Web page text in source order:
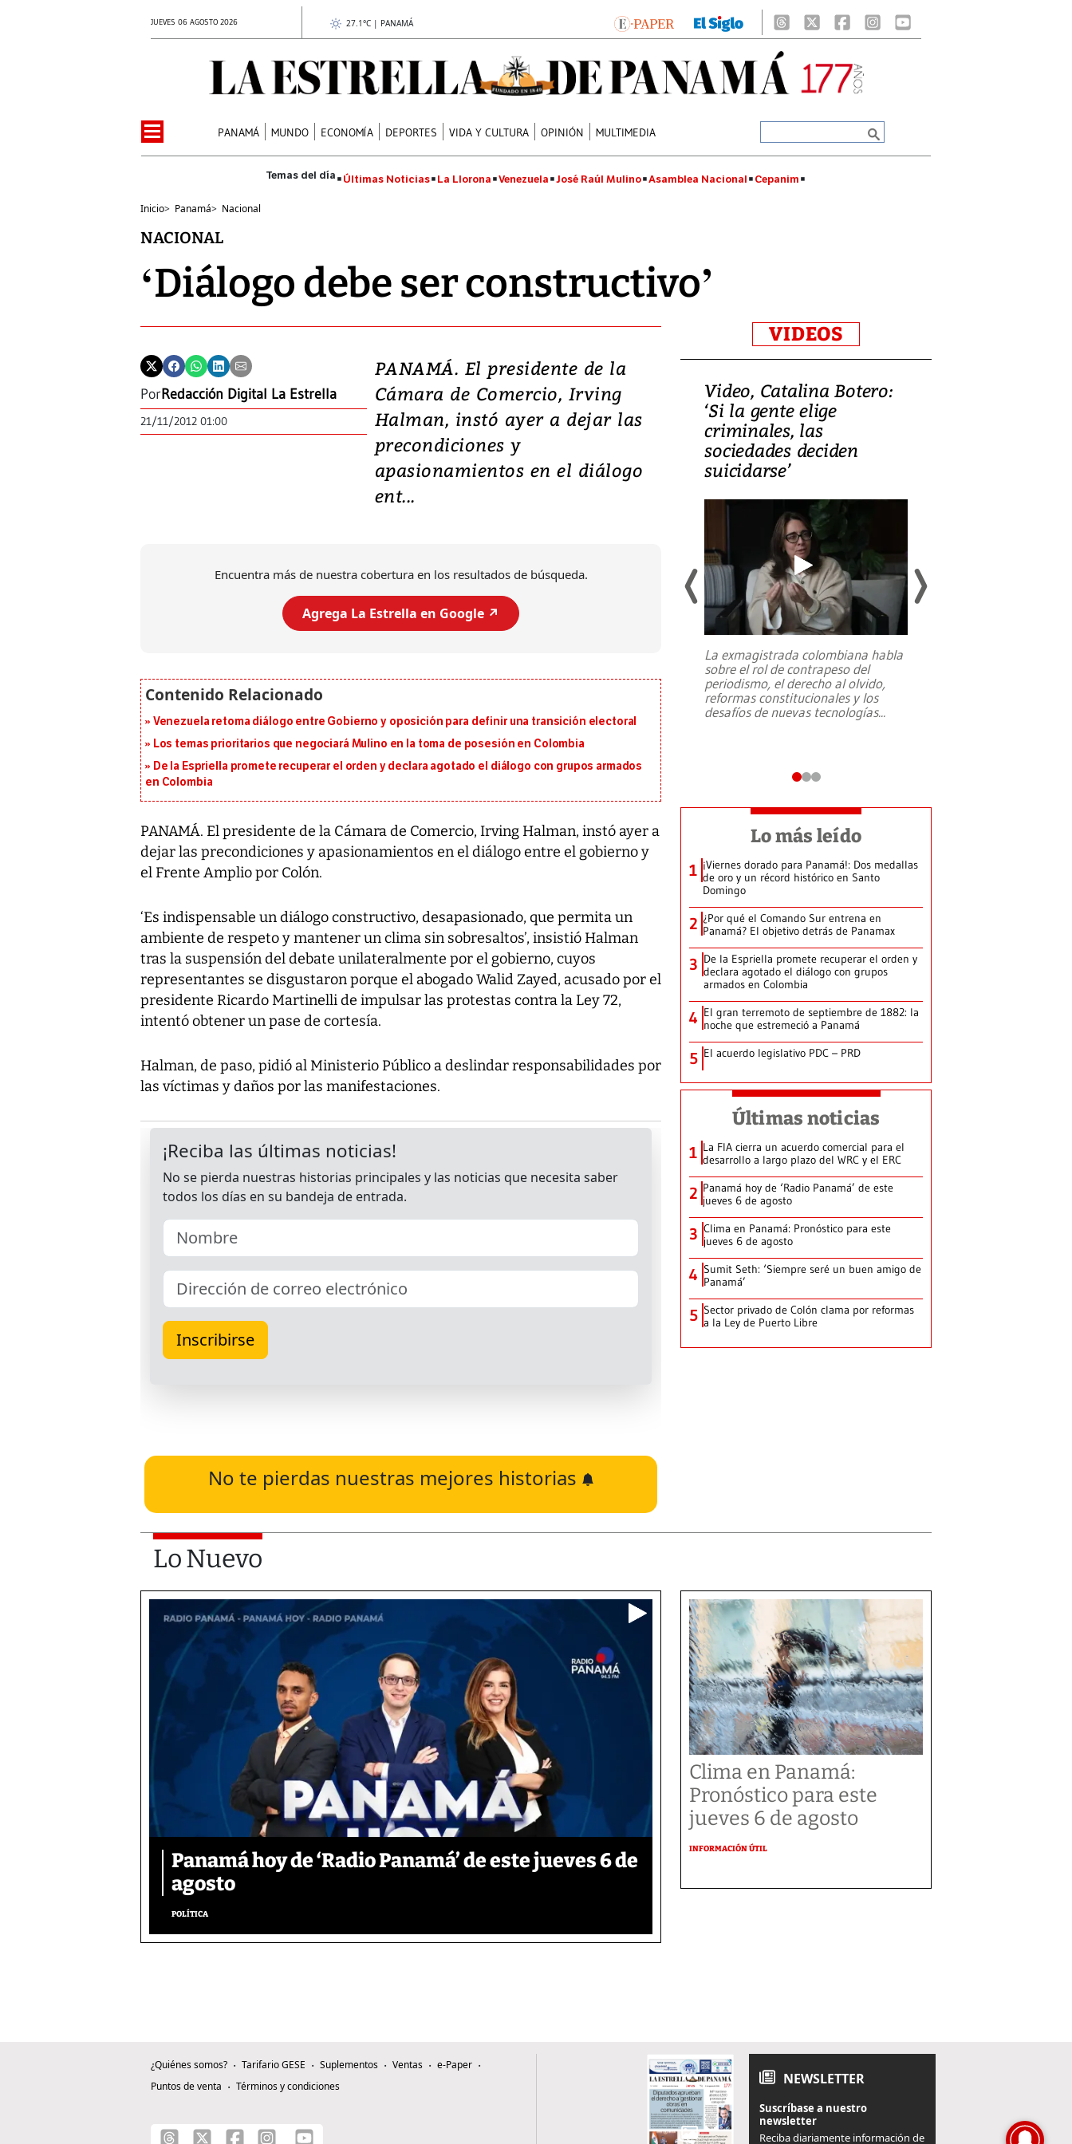
JUEVES 06 AGOSTO 2026 27.1°C | PANAMÁ
PANAMÁ MUNDO ECONOMÍA DEPORTES VIDA Y CULTURA OPINIÓN MULTIMEDIA
Últimas Noticias La Llorona Venezuela José Raúl Mulino Asamblea Nacional Cepanim
Inicio> Panamá> Nacional
NACIONAL
‘Diálogo debe ser constructivo’
PorRedacción Digital La Estrella
21/11/2012 01:00
PANAMÁ. El presidente de la
Cámara de Comercio, Irving
Halman, instó ayer a dejar las
precondiciones y
apasionamientos en el diálogo
ent...
Encuentra más de nuestra cobertura en los resultados de búsqueda.
Agrega La Estrella en Google ↗️
Venezuela retoma diálogo entre Gobierno y oposición para definir una transición electoral
Los temas prioritarios que negociará Mulino en la toma de posesión en Colombia
De la Espriella promete recuperar el orden y declara agotado el diálogo con grupos armados
en Colombia
PANAMÁ. El presidente de la Cámara de Comercio, Irving Halman, instó ayer a
dejar las precondiciones y apasionamientos en el diálogo entre el gobierno y
el Frente Amplio por Colón.
‘Es indispensable un diálogo constructivo, desapasionado, que permita un
ambiente de respeto y mantener un clima sin sobresaltos’, insistió Halman
tras la suspensión del debate unilateralmente por el gobierno, cuyos
representantes se disgustaron porque el abogado Walid Zayed, acusado por el
presidente Ricardo Martinelli de impulsar las protestas contra la Ley 72,
intentó obtener un pase de cortesía.
Halman, de paso, pidió al Ministerio Público a deslindar responsabilidades por
las víctimas y daños por las manifestaciones.
No te pierdas nuestras mejores historias
VIDEOS
Video, Japón: Terremoto
deja heridos y graves
daños en Kumamoto
Un fuerte terremoto de magnitud
7,1 se registró este martes 28 de
Video, Catalina Botero:
‘Si la gente elige
criminales, las
sociedades deciden
suicidarse’
La exmagistrada colombiana habla
sobre el rol de contrapeso del
periodismo, el derecho al olvido,
reformas constitucionales y los
desafíos de nuevas tecnologías...
Lo más leído
1 ¡Viernes dorado para Panamá!: Dos medallas
de oro y un récord histórico en Santo
Domingo
2 ¿Por qué el Comando Sur entrena en
Panamá? El objetivo detrás de Panamax
3 De la Espriella promete recuperar el orden y
declara agotado el diálogo con grupos
armados en Colombia
4 El gran terremoto de septiembre de 1882: la
noche que estremeció a Panamá
5 El acuerdo legislativo PDC – PRD
Últimas noticias
1 La FIA cierra un acuerdo comercial para el
desarrollo a largo plazo del WRC y el ERC
2 Panamá hoy de ‘Radio Panamá’ de este
jueves 6 de agosto
3 Clima en Panamá: Pronóstico para este
jueves 6 de agosto
4 Sumit Seth: ‘Siempre seré un buen amigo de
Panamá’
5 Sector privado de Colón clama por reformas
a la Ley de Puerto Libre
Lo Nuevo
Panamá hoy de ‘Radio Panamá’ de este jueves 6 de
agosto
POLÍTICA
Clima en Panamá:
Pronóstico para este
jueves 6 de agosto
INFORMACIÓN ÚTIL
¿Quiénes somos? Tarifario GESE Suplementos Ventas
e-Paper
Puntos de venta
Términos y condiciones NEWSLETTER
Suscríbase a nuestro
newsletter
Reciba diariamente información de